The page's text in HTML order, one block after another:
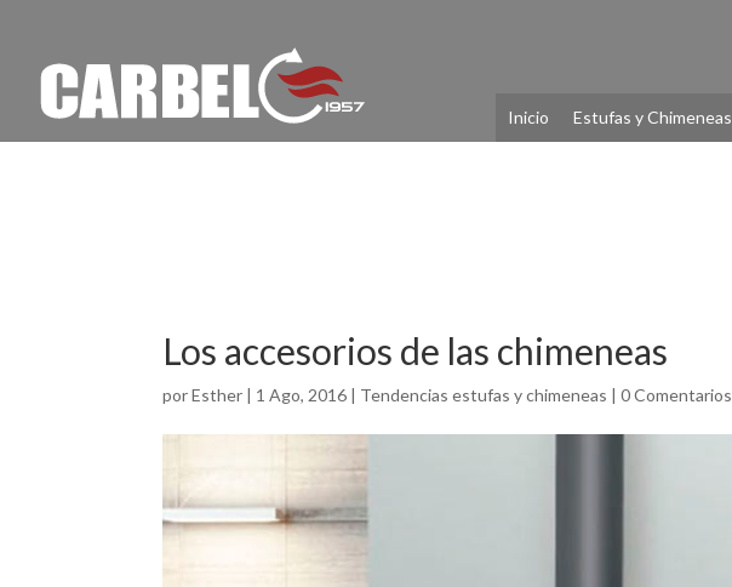
Inicio Estufas y Chimeneas
Los accesorios de las chimeneas
porEsther | 1 Ago, 2016 | Tendencias estufas y chimeneas |0 Comentarios